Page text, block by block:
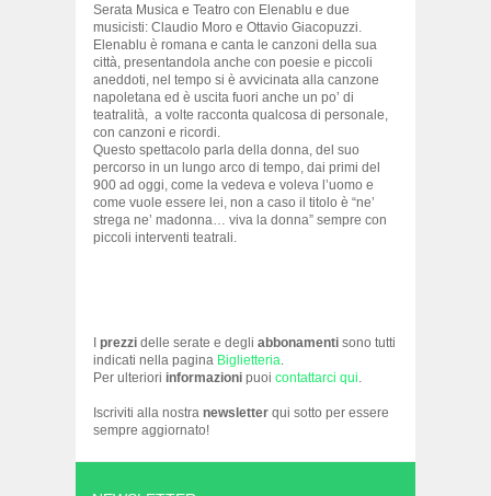
Serata Musica e Teatro con Elenablu e due
musicisti: Claudio Moro e Ottavio Giacopuzzi.
Elenablu è romana e canta le canzoni della sua
città, presentandola anche con poesie e piccoli
aneddoti, nel tempo si è avvicinata alla canzone
napoletana ed è uscita fuori anche un po’ di
teatralità, a volte racconta qualcosa di personale,
con canzoni e ricordi.
Questo spettacolo parla della donna, del suo
percorso in un lungo arco di tempo, dai primi del
900 ad oggi, come la vedeva e voleva l’uomo e
come vuole essere lei, non a caso il titolo è “ne’
strega ne’ madonna… viva la donna” sempre con
piccoli interventi teatrali.
I prezzi delle serate e degli abbonamenti sono tutti
indicati nella pagina Biglietteria.
Per ulteriori informazioni puoi contattarci qui.
Iscriviti alla nostra newsletter qui sotto per essere
sempre aggiornato!